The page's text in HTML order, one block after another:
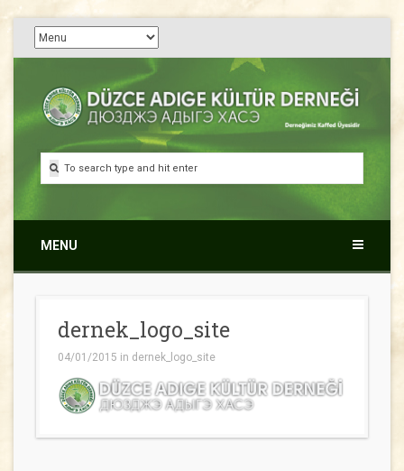
Düzce Adıge Kültür
Derneği
Дюузджэ Адыгэ Хасэ
MENU
dernek_logo_site
04/01/2015 in dernek_logo_site